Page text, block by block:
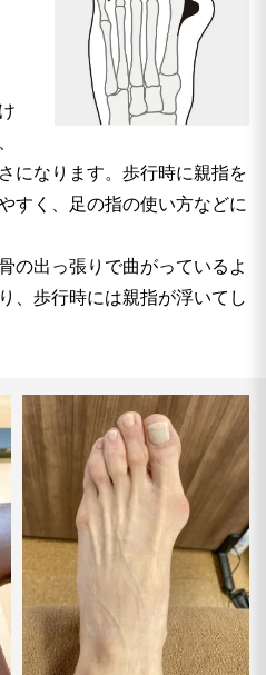
になります。歩行時に親指を
すく、足の指の使い方などに
の出っ張りで曲がっているよ
、歩行時には親指が浮いてし